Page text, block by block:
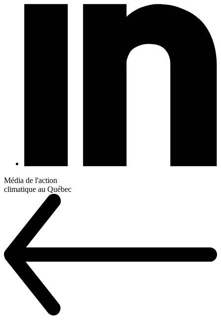
Média de l'action
climatique au Québec